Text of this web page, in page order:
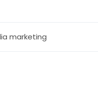
marketing